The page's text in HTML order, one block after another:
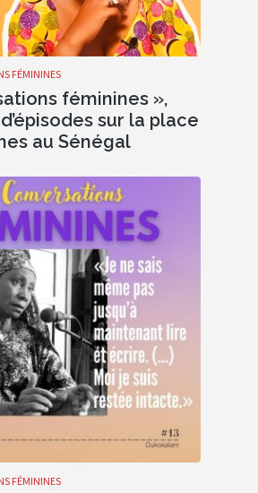
FÉMININES
féminines »,
sur la place
au Sénégal
FÉMININES